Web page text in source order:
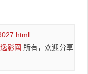
逸影网 所有，欢迎分享